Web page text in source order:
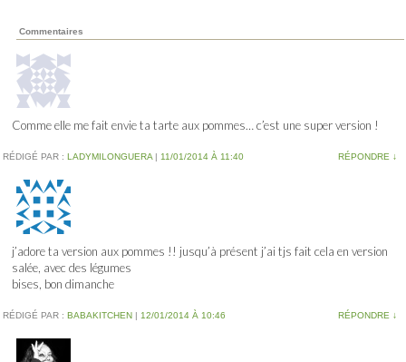
Commentaires
Comme elle me fait envie ta tarte aux pommes… c’est une super version !
RÉDIGÉ PAR : LADYMILONGUERA | 11/01/2014 À 11:40 RÉPONDRE ↓
j’adore ta version aux pommes !! jusqu’à présent j’ai tjs fait cela en version
salée, avec des légumes
bises, bon dimanche
RÉDIGÉ PAR : BABAKITCHEN | 12/01/2014 À 10:46 RÉPONDRE ↓